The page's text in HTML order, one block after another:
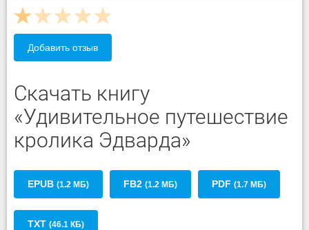
Добавить отзыв
Скачать книгу
«Удивительное путешествие
кролика Эдварда»
EPUB (1.2 МБ) FB2 (1.2 МБ) PDF (1.7 МБ)
TXT (46.1 КБ)